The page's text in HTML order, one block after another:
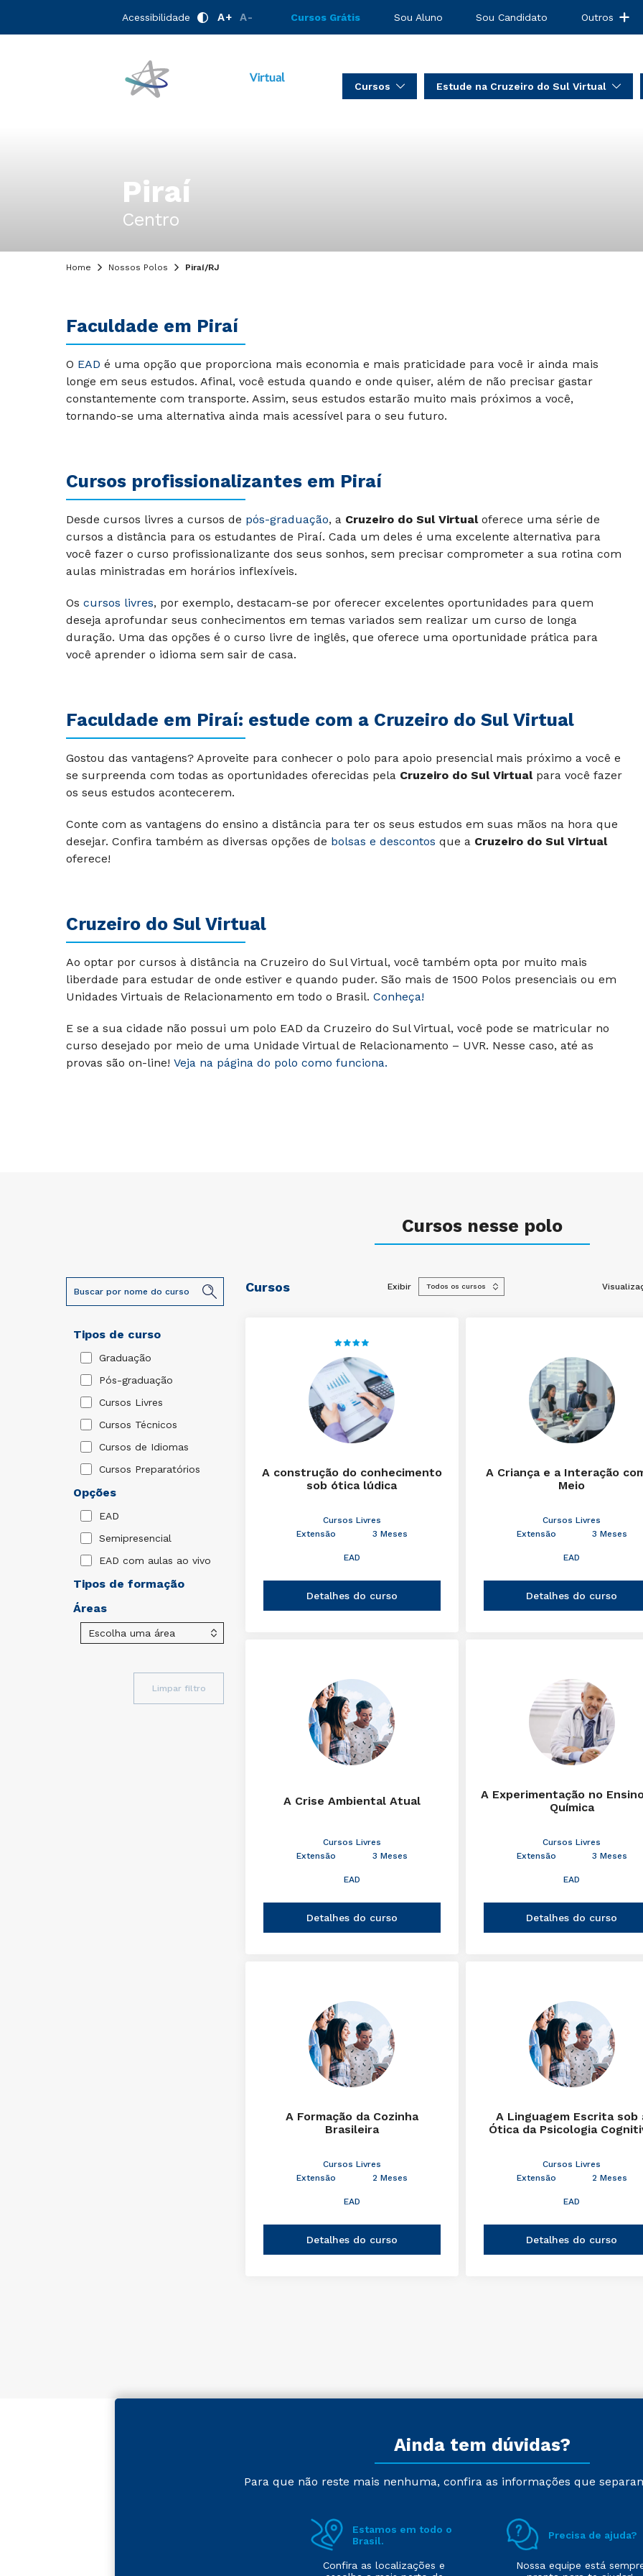
Acessibilidade A+ A- Cursos Grátis Sou Aluno Sou Candidato Outros
Cursos Estude na Cruzeiro do Sul Virtual
Piraí
Centro
Home Nossos Polos Piraí/RJ
Faculdade em Piraí
O EAD é uma opção que proporciona mais economia e mais praticidade para você ir ainda mais
longe em seus estudos. Afinal, você estuda quando e onde quiser, além de não precisar gastar
constantemente com transporte. Assim, seus estudos estarão muito mais próximos a você,
tornando-se uma alternativa ainda mais acessível para o seu futuro.
Cursos profissionalizantes em Piraí
Desde cursos livres a cursos de pós-graduação, a Cruzeiro do Sul Virtualoferece uma série de
cursos a distância para os estudantes de Piraí. Cada um deles é uma excelente alternativa para
você fazer o curso profissionalizante dos seus sonhos, sem precisar comprometer a sua rotina com
aulas ministradas em horários inflexíveis.
Os cursos livres, por exemplo, destacam-se por oferecer excelentes oportunidades para quem
deseja aprofundar seus conhecimentos em temas variados sem realizar um curso de longa
duração. Uma das opções é o curso livre de inglês, que oferece uma oportunidade prática para
você aprender o idioma sem sair de casa.
Faculdade em Piraí: estude com a Cruzeiro do Sul Virtual
Gostou das vantagens? Aproveite para conhecer o polo para apoio presencial mais próximo a você e
se surpreenda com todas as oportunidades oferecidas pela Cruzeiro do Sul Virtualpara você fazer
os seus estudos acontecerem.
Conte com as vantagens do ensino a distância para ter os seus estudos em suas mãos na hora que
desejar. Confira também as diversas opções de bolsas e descontos que a Cruzeiro do Sul Virtual
oferece!
Cruzeiro do Sul Virtual
Ao optar por cursos à distância na Cruzeiro do Sul Virtual, você também opta por muito mais
liberdade para estudar de onde estiver e quando puder. São mais de 1500 Polos presenciais ou em
Unidades Virtuais de Relacionamento em todo o Brasil. Conheça!
E se a sua cidade não possui um polo EAD da Cruzeiro do Sul Virtual, você pode se matricular no
curso desejado por meio de uma Unidade Virtual de Relacionamento – UVR. Nesse caso, até as
provas são on-line! Veja na página do polo como funciona.
Cursos nesse polo
Tipos de curso
Graduação
Pós-graduação
Cursos Livres
Cursos Técnicos
Cursos de Idiomas
Cursos Preparatórios
Opções
EAD
Semipresencial
EAD com aulas ao vivo
Tipos de formação
Áreas
Limpar filtro
Cursos Exibir
A construção do conhecimento
sob ótica lúdica
Cursos Livres
Extensão
3 Meses
EAD
Detalhes do curso
A Criança e a Interação
Meio
Cursos Livres
Extensão
3 Meses
EAD
Detalhes do curso
A Crise Ambiental Atual
Cursos Livres
Extensão
3 Meses
EAD
Detalhes do curso
A Experimentação no
Química
Cursos Livres
Extensão
3 Meses
EAD
Detalhes do curso
A Formação da Cozinha
Brasileira
Cursos Livres
Extensão
2 Meses
EAD
Detalhes do curso
A Linguagem Escrita sob
Ótica da Psicologia
Cursos Livres
Extensão
2 Meses
EAD
Detalhes do curso
Ainda tem dúvidas?
Para que não reste mais nenhuma, confira as informações que
Estamos em todo o
Brasil.
Confira as localizações e
Precisa de ajuda?
Nossa equipe está